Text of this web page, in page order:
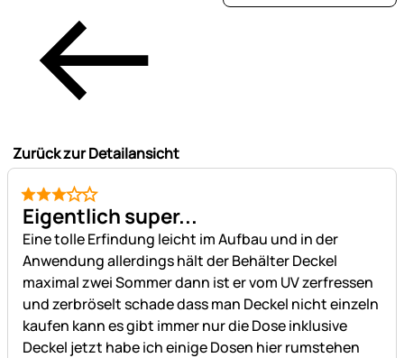
Zurück zur Detailansicht
3 von 5
Eigentlich super...
Eine tolle Erfindung leicht im Aufbau und in der
Anwendung allerdings hält der Behälter Deckel
maximal zwei Sommer dann ist er vom UV zerfressen
und zerbröselt schade dass man Deckel nicht einzeln
kaufen kann es gibt immer nur die Dose inklusive
Deckel jetzt habe ich einige Dosen hier rumstehen